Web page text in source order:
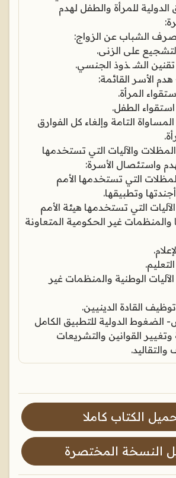
الدولية للمرأة والطفل لهدم
الشباب عن الزواج:
على الزنى.
الشـ ـذوذ الجنسي.
الأسر القائمة:
المرأة.
الطفل.
التامة وإلغاء كل الفوارق
والآليات التي تستخدمها
واستئصال الأسرة:
التي تستخدمها الأمم
وتطبيقها.
التي تستخدمها هيئة الأمم
والمنظمات غير الحكومية المتعاونة
الوطنية والمنظمات غير
القادة الدينيين.
الضغوط الدولية للتطبيق الكامل
وتغيير القوانين والتشريعات
والتقاليد.
الكتاب كاملا
النسخة المختصرة